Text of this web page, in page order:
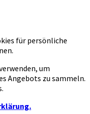
für persönliche
um
Angebots zu sammeln.